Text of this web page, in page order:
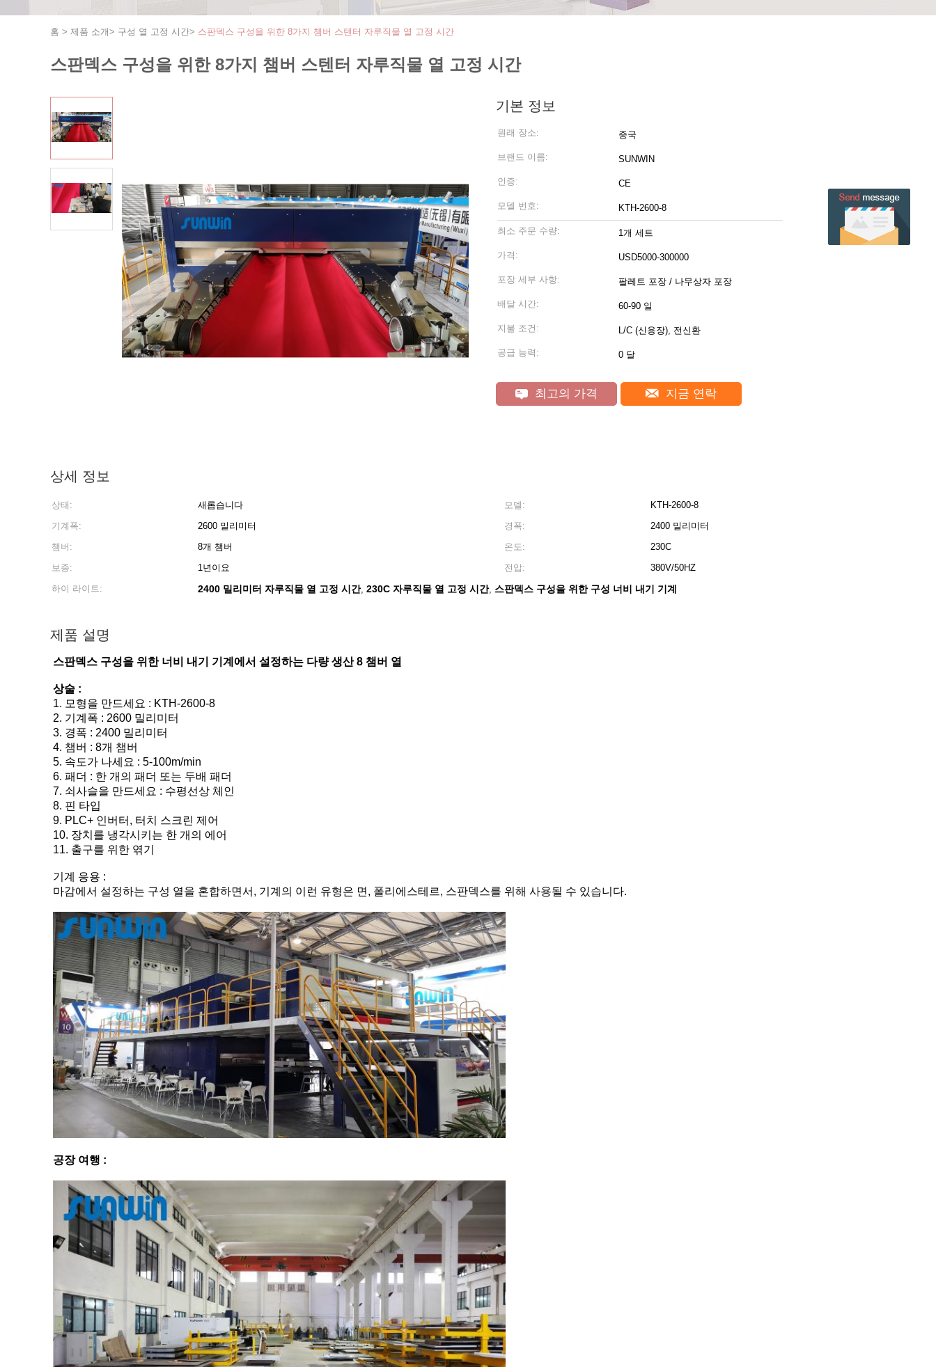
홈 > 제품 소개> 구성 열 고정 시간> 스판덱스 구성을 위한 8가지 챔버 스텐터 자루직물 열 고정 시간
스판덱스 구성을 위한 8가지 챔버 스텐터 자루직물 열 고정 시간
기본 정보
원래 장소: 중국
브랜드 이름: SUNWIN
인증: CE
모델 번호: KTH-2600-8
최소 주문 수량: 1개 세트
가격: USD5000-300000
포장 세부 사항: 팔레트 포장 / 나무상자 포장
배달 시간: 60-90 일
지불 조건: L/C (신용장), 전신환
공급 능력: 0 달
최고의 가격 지금 연락
상세 정보
상태: 새롭습니다 모델:
KTH-2600-8
기계폭:
2600 밀리미터 경폭:
2400 밀리미터
챔버:
8개 챔버 온도:
230C
보증:
1년이요 전압:
380V/50HZ
하이 라이트:
2400 밀리미터 자루직물 열 고정 시간, 230C 자루직물 열 고정 시간, 스판덱스 구성을 위한 구성 너비 내기 기계
제품 설명
스판덱스 구성을 위한 너비 내기 기계에서 설정하는 다량 생산 8 챔버 열
상술 :
1. 모형을 만드세요 : KTH-2600-8
2. 기계폭 : 2600 밀리미터
3. 경폭 : 2400 밀리미터
4. 챔버 : 8개 챔버
5. 속도가 나세요 : 5-100m/min
6. 패더 : 한 개의 패더 또는 두배 패더
7. 쇠사슬을 만드세요 : 수평선상 체인
8. 핀 타입
9. PLC+ 인버터, 터치 스크린 제어
10. 장치를 냉각시키는 한 개의 에어
11. 출구를 위한 엮기
기계 응용 :
마감에서 설정하는 구성 열을 혼합하면서, 기계의 이런 유형은 면, 폴리에스테르, 스판덱스를 위해 사용될 수 있습니다.
공장 여행 :